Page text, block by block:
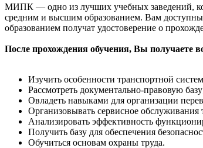
МИПК — одно из лучших учебных заведений,
средним и высшим образованием. Вам
образованием получат удостоверение о
После прохождения обучения, Вы получаете
Изучить особенности транспортной
Рассмотреть документально-правовую
Овладеть навыками для организации
Организовывать сервисное обслуживания
Анализировать эффективность
Получить базу для обеспечения
Обучиться основам охраны труда.